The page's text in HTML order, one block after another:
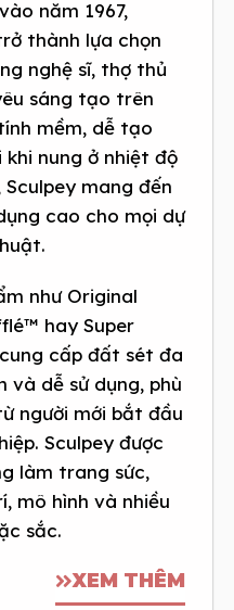
năm 1967,
thành lựa chọn
nghệ sĩ, thợ thủ
sáng tạo trên
mềm, dễ tạo
nung ở nhiệt độ
mang đến
cao cho mọi dự
như Original
hay Super
cấp đất sét đa
và dễ sử dụng, phù
người mới bắt đầu
Sculpey được
làm trang sức,
mô hình và nhiều
sắc.
XEM THÊM